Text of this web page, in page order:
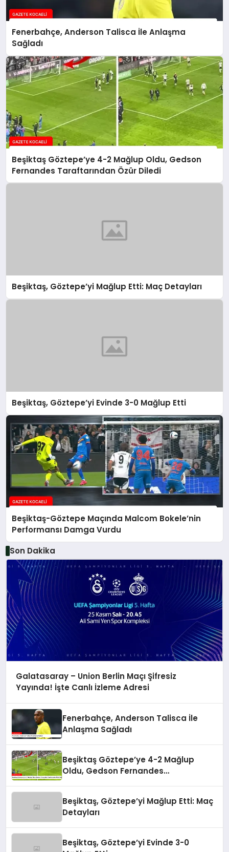
Fenerbahçe, Anderson Talisca İle Anlaşma
Sağladı
Beşiktaş Göztepe’ye 4-2 Mağlup Oldu, Gedson
Fernandes Taraftarından Özür Diledi
Beşiktaş, Göztepe’yi Mağlup Etti: Maç Detayları
Beşiktaş, Göztepe’yi Evinde 3-0 Mağlup Etti
Beşiktaş-Göztepe Maçında Malcom Bokele’nin
Performansı Damga Vurdu
Son Dakika
Galatasaray – Union Berlin Maçı Şifresiz
Yayında! İşte Canlı İzleme Adresi
Fenerbahçe, Anderson Talisca İle
Anlaşma Sağladı
Beşiktaş Göztepe’ye 4-2 Mağlup
Oldu, Gedson Fernandes
Beşiktaş, Göztepe’yi Mağlup Etti: Maç
Detayları
Beşiktaş, Göztepe’yi Evinde 3-0